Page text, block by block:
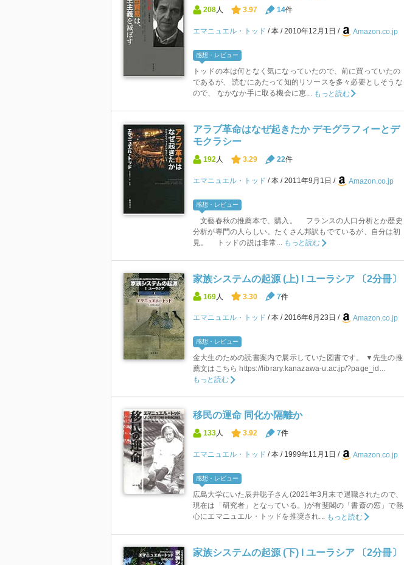
208人 3.97 14件
エマニュエル・トッド 本 2010年12月1日 Amazon.co.jp
感想・レビュー
トッドの本は何となく気になっていたので、前に買っていたの
であるが、 読むにあたって知的リソースを多々必要としそうな
ので、 なかなか手に取る機会に恵... もっと読む
アラブ革命はなぜ起きたか デモグラフィーとデ
モクラシー
192 人 3.29 22件
エマニュエル・トッド 本 2011年9月1日 Amazon.co.jp
感想・レビュー
文藝春秋の推薦本で、購入。 フランスの人口分析とか歴史
分析が専門の人らしい。たくさん邦訳もでているが、自分は初
見。 トッドの説は非常...
もっと読む
家族システムの起源 (上) I ユーラシア 〔2分冊〕
169 人 3.30 7件
エマニュエル・トッド 本 2016年6月23日 Amazon.co.jp
感想・レビュー
金大生のための読書案内で展示していた図書です。 ▼先生の推
薦文はこちら https://library.kanazawa-u.ac.jp/?page_id...
もっと読む
移民の運命 同化か隔離か
133人 3.92 7件
エマニュエル・トッド 本 1999年11月1日 Amazon.co.jp
感想・レビュー
広島大学にいた辰井聡子さん(2021年3月末で退職されたので、
現在は「研究者」となっている。)が有斐閣の「書斎の窓」で熱
心にエマニュエル・トッドを推奨され...
もっと読む
家族システムの起源 (下) I ユーラシア 〔2分冊〕